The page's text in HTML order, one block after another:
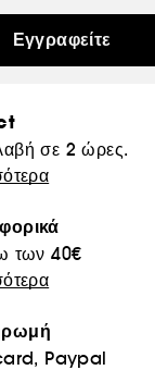
Εγγραφείτε
σε 2 ώρες.
των 40€
Paypal